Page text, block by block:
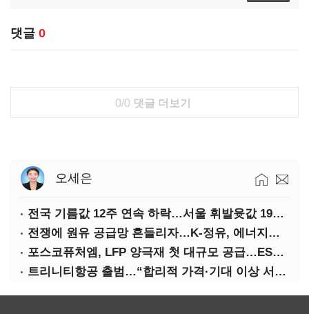
댓글 0
0/0 댓글 더보기
오세은
전국 기름값 12주 연속 하락…서울 휘발윳값 1909원
전쟁에 원유 공급망 흔들리자…K-정유, 에너지안보 핵심으로 재부상
포스코퓨처엠, LFP 양극재 첫 대규모 공급…ESS 시장 공략
트리니티항공 출범…“합리적 가격·기대 이상 서비스로 승부”